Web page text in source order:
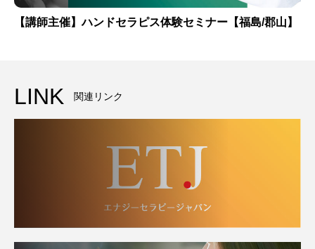
【講師主催】ハンドセラピス体験セミナー【福島/郡山】
LINK 関連リンク